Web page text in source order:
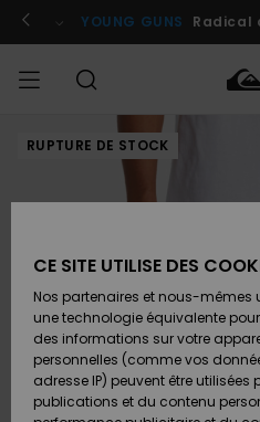
l'information
le
Se connecter / s'inscrire
YOUNG GUNS Radical
HOMME Vêtements
& Tongs
Surf
Vêtements
& Tongs
Surf
FEMME
Shop
A
Découvrir
Snow
SURF
Surf
Surf
Shop
Enfant
Highlights
SNOW
Snow
Snow
Shop
Enfant
Snow
Shop
Outlet
Enfant
Outlet
Femme
Accéder à
ma
Retours
Paiement
RUPTURE DE STOCK
CE SITE UTILISE DES
Nos partenaires et nous-mêmes
une technologie équivalente
des informations sur votre
personnelles (comme vos
adresse IP) peuvent être utilisées
publications et du contenu